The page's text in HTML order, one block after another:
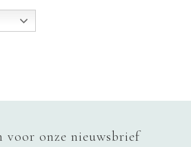
voor onze nieuwsbrief